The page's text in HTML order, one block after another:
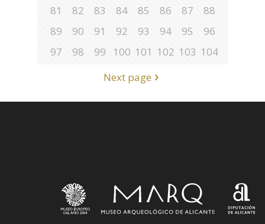
81
82 83 84 85 86 87
88
89
90 91 92 93 94 95
96
97
98 99 100 101 102 103 104
Next page